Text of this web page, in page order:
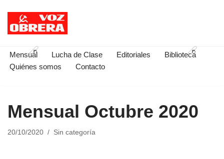
Saltar
contenido
Mensual Lucha de Clase Editoriales
Biblioteca
Quiénes somos
Contacto
Mensual Octubre 2020
20/10/2020 Sin categoría